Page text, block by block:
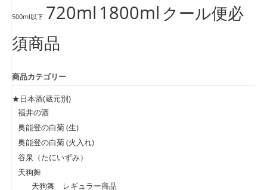
500ml以下 720ml 1800ml クール便必
須商品
商品カテゴリー
★日本酒(蔵元別)
福井の酒
奥能登の白菊 (生)
奥能登の白菊 (火入れ)
谷泉（たにいずみ）
天狗舞
天狗舞 レギュラー商品